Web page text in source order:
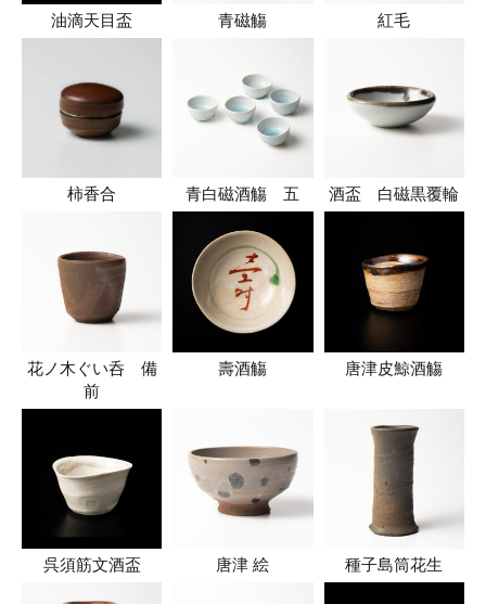
油滴天目盃 青磁觴 紅毛
柿香合 青白磁酒觴 五 酒盃 白磁黒覆輪
花ノ木ぐい呑 備
前
壽酒觴 唐津皮鯨酒觴
呉須筋文酒盃 唐津 絵 種子島筒花生